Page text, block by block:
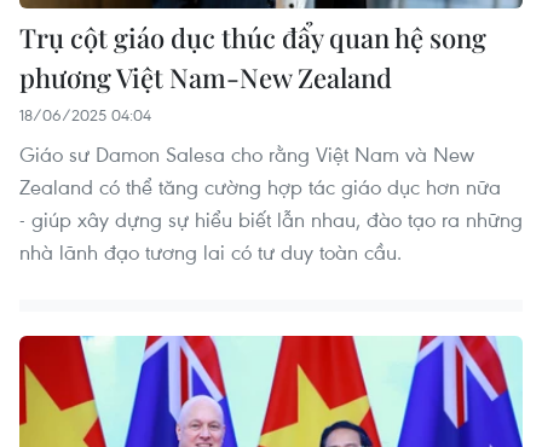
Trụ cột giáo dục thúc đẩy quan hệ song
phương Việt Nam-New Zealand
18/06/2025 04:04
Giáo sư Damon Salesa cho rằng Việt Nam và New
Zealand có thể tăng cường hợp tác giáo dục hơn nữa
- giúp xây dựng sự hiểu biết lẫn nhau, đào tạo ra những
nhà lãnh đạo tương lai có tư duy toàn cầu.